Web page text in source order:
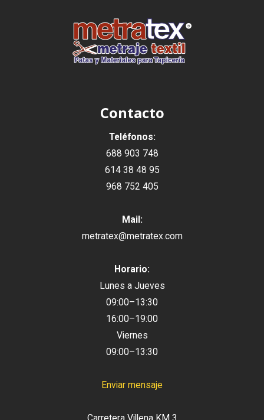
Contacto
Teléfonos:
688 903 748
614 38 48 95
968 752 405
Mail:
metratex@metratex.com
Horario:
Lunes a Jueves
09:00–13:30
16:00–19:00
Viernes
09:00–13:30
Enviar mensaje